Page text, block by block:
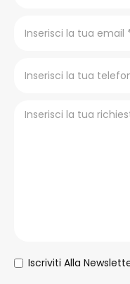
Iscriviti Alla